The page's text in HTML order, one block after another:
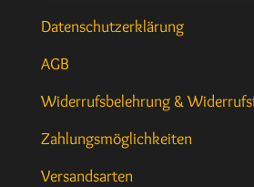
Datenschutzerklärung
AGB
Widerrufsbelehrung &
Zahlungsmöglichkeiten
Versandsarten